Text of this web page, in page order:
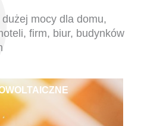
mocy dla domu,
firm, biur, budynków